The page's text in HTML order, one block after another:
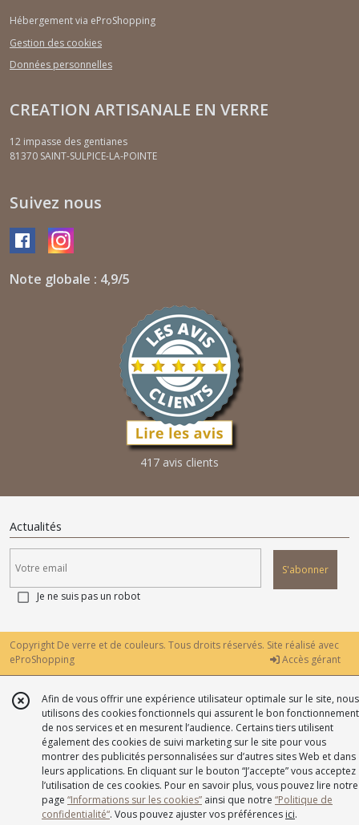
Hébergement via eProShopping
Gestion des cookies
Données personnelles
CREATION ARTISANALE EN VERRE
12 impasse des gentianes
81370 SAINT-SULPICE-LA-POINTE
Suivez nous
Note globale : 4,9/5
417 avis clients
Actualités
S'abonner
Je ne suis pas un robot
Copyright De verre et de couleurs. Tous droits réservés. Site réalisé avec
eProShopping
Accès gérant
Afin de vous offrir une expérience utilisateur optimale sur le site, nous
utilisons des cookies fonctionnels qui assurent le bon fonctionnement
de nos services et en mesurent l’audience. Certains tiers utilisent
également des cookies de suivi marketing sur le site pour vous
montrer des publicités personnalisées sur d’autres sites Web et dans
leurs applications. En cliquant sur le bouton “J’accepte” vous acceptez
l’utilisation de ces cookies. Pour en savoir plus, vous pouvez lire notre
page “Informations sur les cookies” ainsi que notre “Politique de
confidentialité“. Vous pouvez ajuster vos préférences ici.